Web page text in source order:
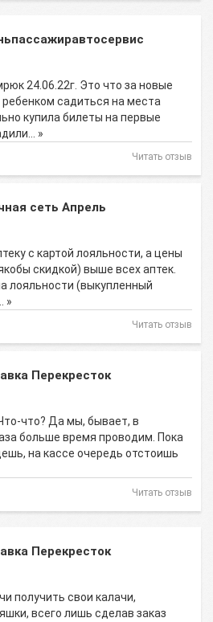
24.06.22г. Это что за новые
ребенком садиться на места
купила билеты на первые
»
Читать отзыв
сеть Апрель
с картой лояльности, а цены
скидкой) выше всех аптек.
лояльности (выкупленный
»
Читать отзыв
Перекресток
что? Да мы, бывает, в
больше время проводим. Пока
на кассе очередь отстоишь
Читать отзыв
Перекресток
получить свои калачи,
всего лишь сделав заказ